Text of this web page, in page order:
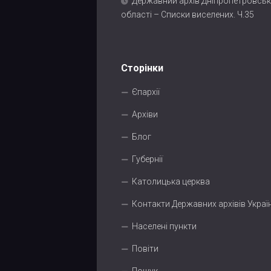
області – Списки виселених. Ч.35
Сторінки
Єпархії
Архіви
Блог
Губернії
Католицька церква
Контакти Державних архівів
Населені пункти
Повіти